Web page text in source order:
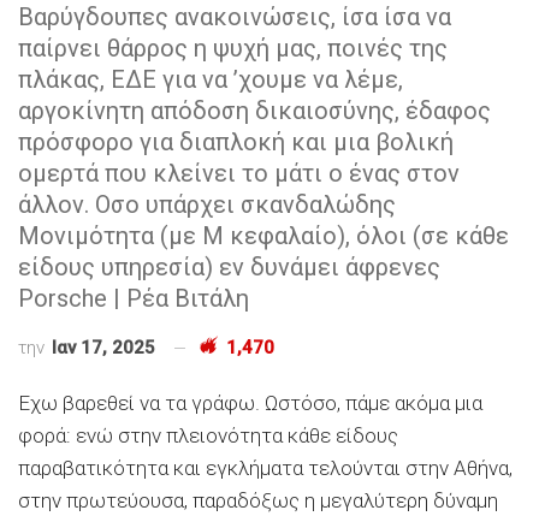
Βαρύγδουπες ανακοινώσεις, ίσα ίσα να
παίρνει θάρρος η ψυχή μας, ποινές της
πλάκας, ΕΔΕ για να ’χουμε να λέμε,
αργοκίνητη απόδοση δικαιοσύνης, έδαφος
πρόσφορο για διαπλοκή και μια βολική
ομερτά που κλείνει το μάτι ο ένας στον
άλλον. Οσο υπάρχει σκανδαλώδης
Μονιμότητα (με Μ κεφαλαίο), όλοι (σε κάθε
είδους υπηρεσία) εν δυνάμει άφρενες
Porsche | Ρέα Βιτάλη
την Ιαν 17, 2025 1,470
Eχω βαρεθεί να τα γράφω. Ωστόσο, πάμε ακόμα μια
φορά: ενώ στην πλειονότητα κάθε είδους
παραβατικότητα και εγκλήματα τελούνται στην Αθήνα,
στην πρωτεύουσα, παραδόξως η μεγαλύτερη δύναμη